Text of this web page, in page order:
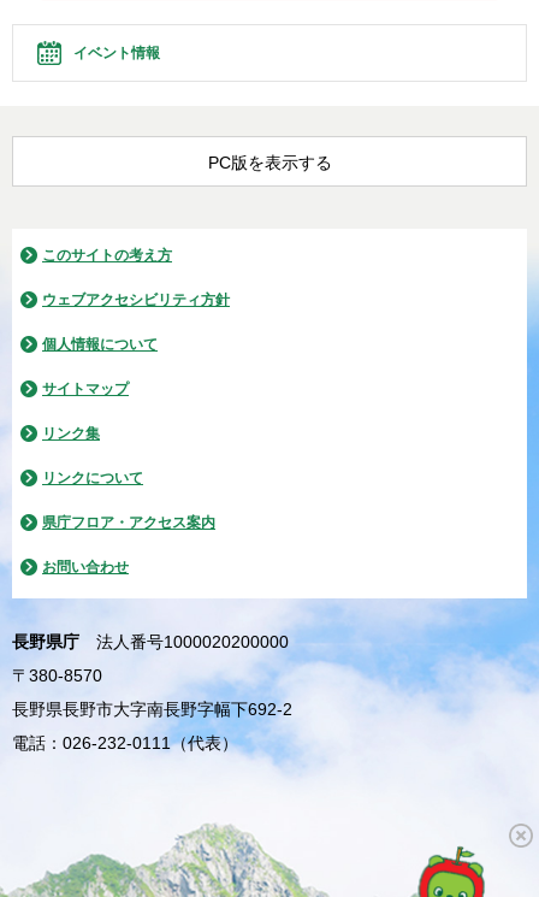
イベント情報
PC版を表示する
このサイトの考え方
ウェブアクセシビリティ方針
個人情報について
サイトマップ
リンク集
リンクについて
県庁フロア・アクセス案内
お問い合わせ
長野県庁
法人番号1000020200000
〒380-8570
長野県長野市大字南長野字幅下692-2
電話：026-232-0111（代表）